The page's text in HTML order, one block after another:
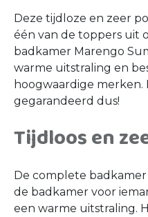
Deze tijdloze en zeer
één van de toppers uit
badkamer Marengo
warme uitstraling en
hoogwaardige merken.
gegarandeerd dus!
Tijdloos en
De complete
de badkamer voor
een warme uitstraling.